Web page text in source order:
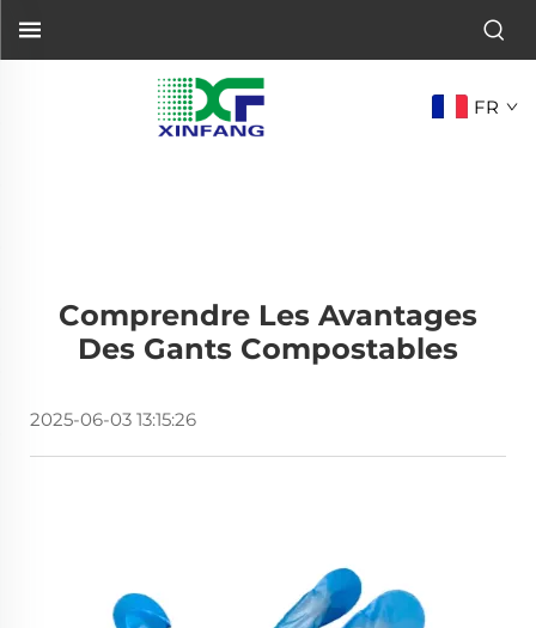
FR
Comprendre Les Avantages
Des Gants Compostables
2025-06-03 13:15:26